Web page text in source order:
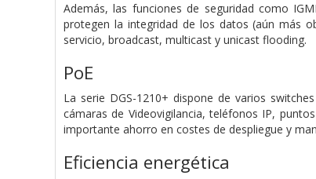
Además, las funciones de seguridad como
protegen la integridad de los datos (aún más
servicio, broadcast, multicast y unicast flooding.
PoE
La serie DGS-1210+ dispone de varios
cámaras de Videovigilancia, teléfonos IP,
importante ahorro en costes de despliegue y
Eficiencia energética